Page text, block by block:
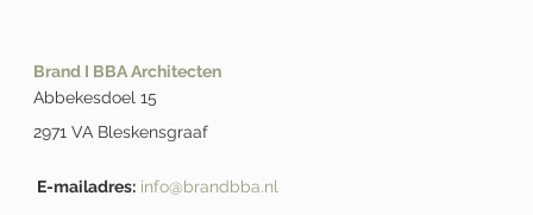
Brand I BBA Architecten
Abbekesdoel 15
2971 VA Bleskensgraaf
E-mailadres: info@brandbba.nl